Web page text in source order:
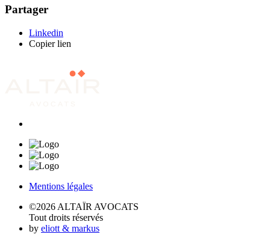
Partager
Linkedin
Copier lien
Mentions légales
©2026 ALTAÏR AVOCATS
Tout droits réservés
by eliott & markus